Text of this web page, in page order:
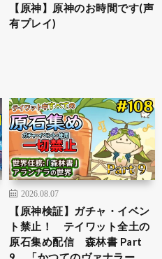
【原神】原神のお時間です(声
有プレイ)
2026.08.07
【原神検証】ガチャ・イベン
ト禁止！ テイワット全土の
原石集め配信 森林書 Part